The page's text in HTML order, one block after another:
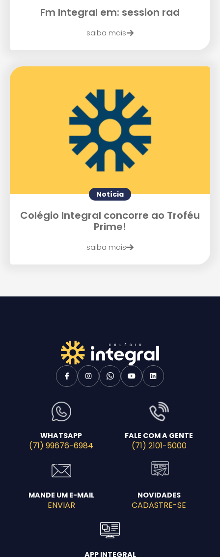
Fm Integral em: session rad
saiba mais
Notícia
Colégio Integral concorre ao Troféu
Prime!
saiba mais
WHATSAPP
(71) 99676-6984
FALE COM A GENTE
(71) 2101-5000
MANDE UM E-MAIL
ENVIAR
NOVIDADES
CADASTRE-SE
APP INTEGRAL